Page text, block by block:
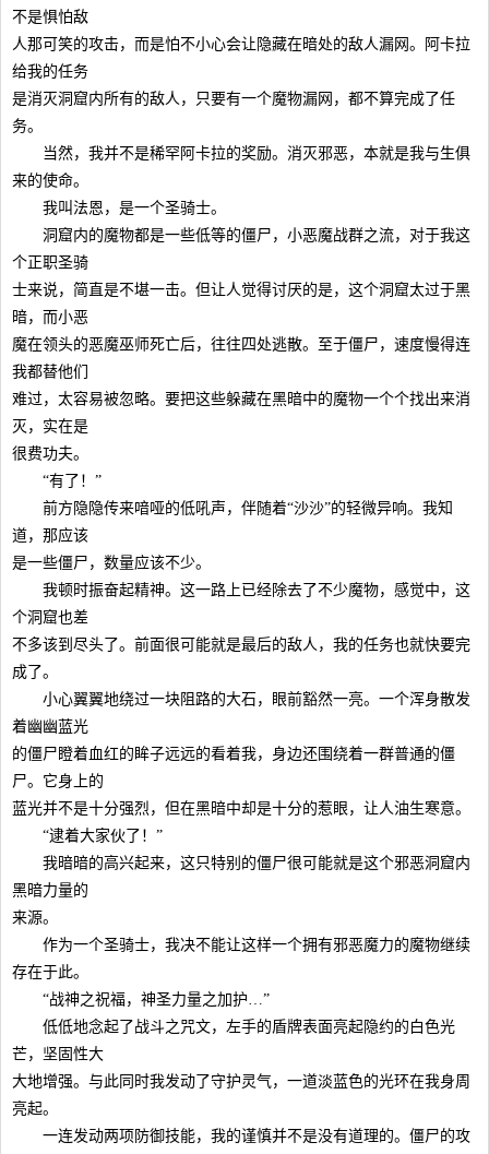
不是惧怕敌
人那可笑的攻击，而是怕不小心会让隐藏在暗处的敌人漏网。阿卡拉
给我的任务
是消灭洞窟内所有的敌人，只要有一个魔物漏网，都不算完成了任
务。
当然，我并不是稀罕阿卡拉的奖励。消灭邪恶，本就是我与生俱
来的使命。
我叫法恩，是一个圣骑士。
洞窟内的魔物都是一些低等的僵尸，小恶魔战群之流，对于我这
个正职圣骑
士来说，简直是不堪一击。但让人觉得讨厌的是，这个洞窟太过于黑
暗，而小恶
魔在领头的恶魔巫师死亡后，往往四处逃散。至于僵尸，速度慢得连
我都替他们
难过，太容易被忽略。要把这些躲藏在黑暗中的魔物一个个找出来消
灭，实在是
很费功夫。
“有了！”
前方隐隐传来喑哑的低吼声，伴随着“沙沙”的轻微异响。我知
道，那应该
是一些僵尸，数量应该不少。
我顿时振奋起精神。这一路上已经除去了不少魔物，感觉中，这
个洞窟也差
不多该到尽头了。前面很可能就是最后的敌人，我的任务也就快要完
成了。
小心翼翼地绕过一块阻路的大石，眼前豁然一亮。一个浑身散发
着幽幽蓝光
的僵尸瞪着血红的眸子远远的看着我，身边还围绕着一群普通的僵
尸。它身上的
蓝光并不是十分强烈，但在黑暗中却是十分的惹眼，让人油生寒意。
“逮着大家伙了！”
我暗暗的高兴起来，这只特别的僵尸很可能就是这个邪恶洞窟内
黑暗力量的
来源。
作为一个圣骑士，我决不能让这样一个拥有邪恶魔力的魔物继续
存在于此。
“战神之祝福，神圣力量之加护…”
低低地念起了战斗之咒文，左手的盾牌表面亮起隐约的白色光
芒，坚固性大
大地增强。与此同时我发动了守护灵气，一道淡蓝色的光环在我身周
亮起。
一连发动两项防御技能，我的谨慎并不是没有道理的。僵尸的攻